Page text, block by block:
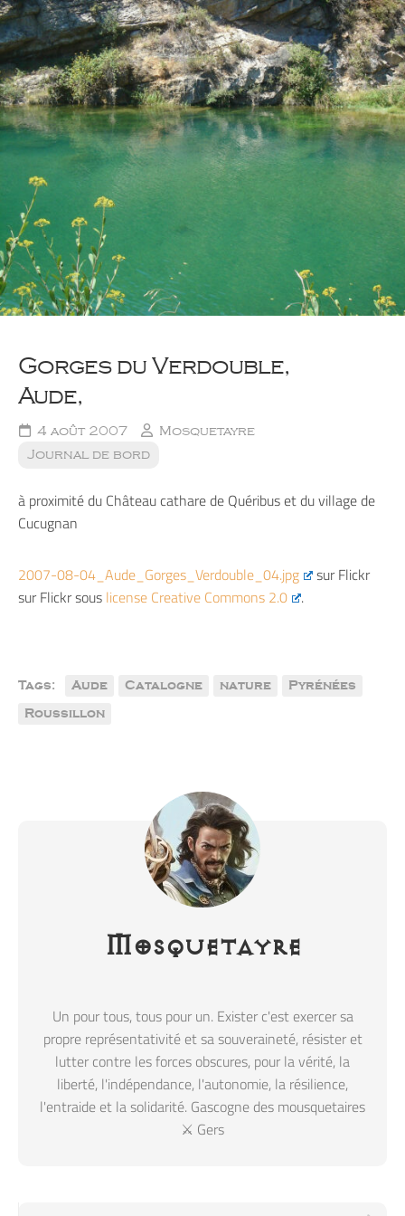
Gorges du Verdouble,
Aude,
4 août 2007
Mosquetayre
Journal de bord
à proximité du Château cathare de Quéribus et du village de
Cucugnan
2007-08-04_Aude_Gorges_Verdouble_04.jpg
sur Flickr
sur Flickr sous license Creative Commons 2.0 .
Tags: Aude Catalogne nature
Pyrénées
Roussillon
Mosquetayre
Un pour tous, tous pour un. Exister c'est exercer sa
propre représentativité et sa souveraineté, résister et
lutter contre les forces obscures, pour la vérité, la
liberté, l'indépendance, l'autonomie, la résilience,
l'entraide et la solidarité. Gascogne des mousquetaires
⚔️ Gers